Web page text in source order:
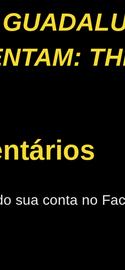
sua conta no